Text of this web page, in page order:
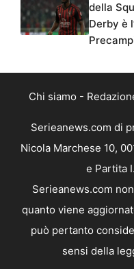
della
Derby è
Chi siamo -
Serieanews.com di
Nicola Marchese 10,
e Partita
Serieanews.com
quanto viene
può pertanto
sensi della